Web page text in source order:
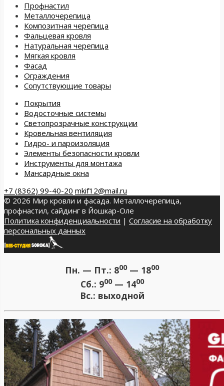
Профнастил
Металлочерепица
Композитная черепица
Фальцевая кровля
Натуральная черепица
Мягкая кровля
Фасад
Ограждения
Сопутствующие товары
Покрытия
Водосточные системы
Светопрозрачные конструкции
Кровельная вентиляция
Гидро- и пароизоляция
Элементы безопасности кровли
Инструменты для монтажа
Мансардные окна
+7 (8362) 99-40-20 mkif12@mail.ru
© 2026 Мир кровли и фасада. Металлочерепица,
профнастил, сайдинг в Йошкар-Оле
Политика конфиденциальности | Согласие на обработку
персональных данных
Пн. — Пт.: 800— 1800
Сб.: 900— 1400
Вс.: выходной